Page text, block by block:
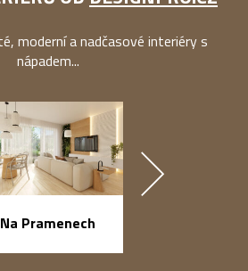
moderní a nadčasové interiéry s
nápadem...
Na Pramenech